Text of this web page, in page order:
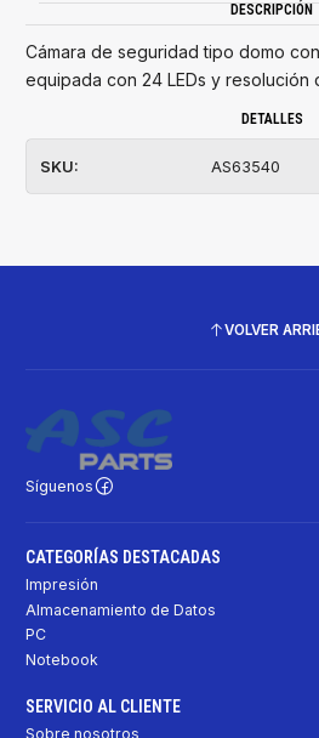
DESCRIPCIÓN
Cámara de seguridad tipo domo
equipada con 24 LEDs y resolución
DETALLES
SKU: AS63540
VOLVER
Síguenos
CATEGORÍAS DESTACADAS
Impresión
Almacenamiento de Datos
PC
Notebook
SERVICIO AL CLIENTE
Sobre nosotros